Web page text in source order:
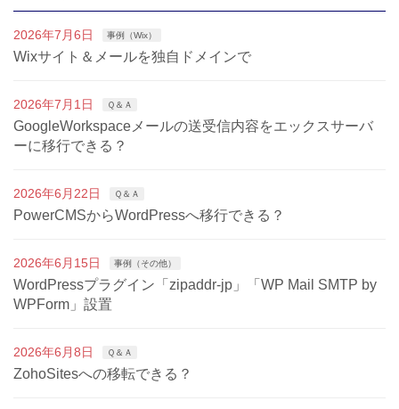
2026年7月6日 事例（Wix）
Wixサイト＆メールを独自ドメインで
2026年7月1日 Ｑ＆Ａ
GoogleWorkspaceメールの送受信内容をエックスサーバ
ーに移行できる？
2026年6月22日 Ｑ＆Ａ
PowerCMSからWordPressへ移行できる？
2026年6月15日 事例（その他）
WordPressプラグイン「zipaddr-jp」「WP Mail SMTP by
WPForm」設置
2026年6月8日 Ｑ＆Ａ
ZohoSitesへの移転できる？